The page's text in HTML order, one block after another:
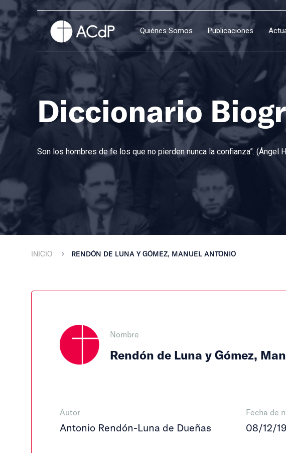
Quiénes Somos Publicaciones
Diccionario
Son los hombres de fe los que no pierden nunca la confianza”. (Ángel
INICIO RENDÓN DE LUNA Y GÓMEZ, MANUEL ANTONIO
Nombre
Rendón de Luna y Gómez,
Autor
Antonio Rendón-Luna de Dueñas
Fecha de
08/12/